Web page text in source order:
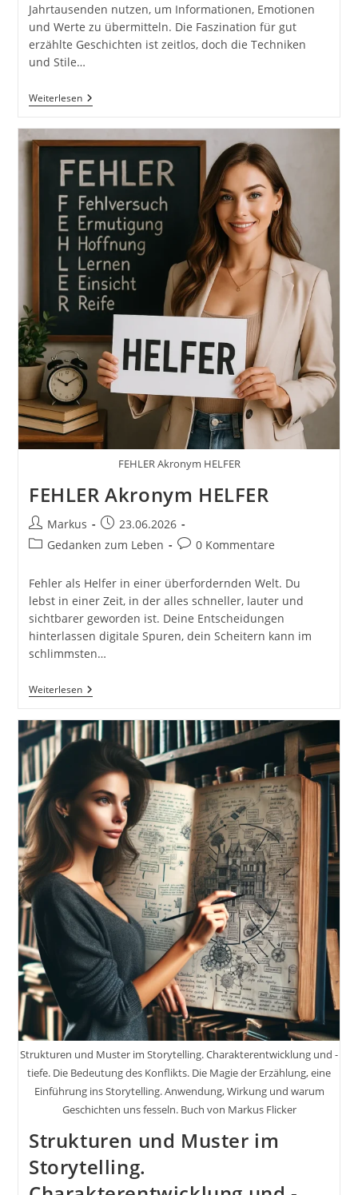
Jahrtausenden nutzen, um Informationen, Emotionen
und Werte zu übermitteln. Die Faszination für gut
erzählte Geschichten ist zeitlos, doch die Techniken
und Stile…
WeiterlesenStorytelling
Techniken
-
Stile.
Erzählperspektiven
Und
Ihre
Wirkung.
Die
Magie
Der
Erzählung,
Eine
Einführung
Ins
Storytelling.
Anwendung,
Wirkung
Und
Warum
Geschichten
Uns
Fesseln.
Buch
Von
Markus
Flicker
FEHLER Akronym HELFER
FEHLER Akronym HELFER
Beitrags-
Autor:
Markus
Beitrag
veröffentlicht:
23.06.2026
Beitrags-
Gedanken zum Leben
Beitrags-
0 Kommentare
Fehler als Helfer in einer überfordernden Welt. Du
lebst in einer Zeit, in der alles schneller, lauter und
sichtbarer geworden ist. Deine Entscheidungen
hinterlassen digitale Spuren, dein Scheitern kann im
schlimmsten…
WeiterlesenFEHLER
Akronym
Strukturen und Muster im Storytelling. Charakterentwicklung und -
tiefe. Die Bedeutung des Konflikts. Die Magie der Erzählung, eine
Einführung ins Storytelling. Anwendung, Wirkung und warum
Geschichten uns fesseln. Buch von Markus Flicker
Strukturen und Muster im
Storytelling.